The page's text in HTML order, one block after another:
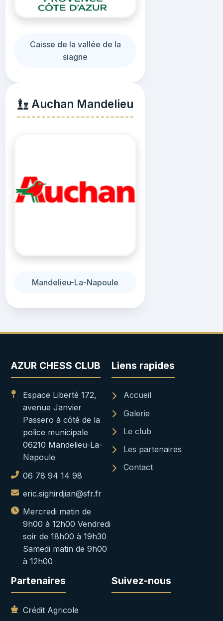
Caisse de la vallée de la
siagne
Auchan Mandelieu
Mandelieu-La-Napoule
AZUR CHESS CLUB
Espace Liberté 172,
avenue Janvier
Passero à côté de la
police municipale
06210 Mandelieu-La-
Napoule
06 78 94 14 98
eric.sighirdjian@sfr.fr
Mercredi matin de
9h00 à 12h00 Vendredi
soir de 18h00 à 19h30
Samedi matin de 9h00
à 12h00
Liens rapides
Accueil
Galerie
Le club
Les partenaires
Contact
Partenaires
Crédit Agricole
Suivez-nous